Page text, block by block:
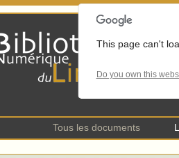
Tous les documents
This page can't
Do you own this